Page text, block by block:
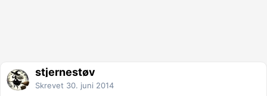
stjernestøv
Skrevet 30. juni 2014